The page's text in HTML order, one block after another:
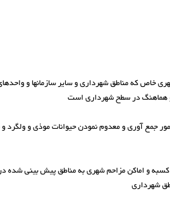
هماهنگ در سطح شهرداری است
جمع آوری و معدوم نمودن حیوانات موذی و ولگرد
شهرداری